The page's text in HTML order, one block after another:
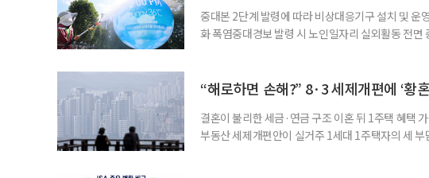
중대본 2단계 발령에 따라 비상대응기구 설치 및
화 폭염중대경보 발령 시 노인일자리 실외활동 전
책본부(중대본) 2단계(심각)가 발령된 이후에도 폭
“해로하면 손해?” 8·3 세제개편에 ‘황
결혼이 불리한 세금·연금 구조 이혼 뒤 1주택 혜택
부동산 세제개편안이 실거주 1세대 1주택자의 세